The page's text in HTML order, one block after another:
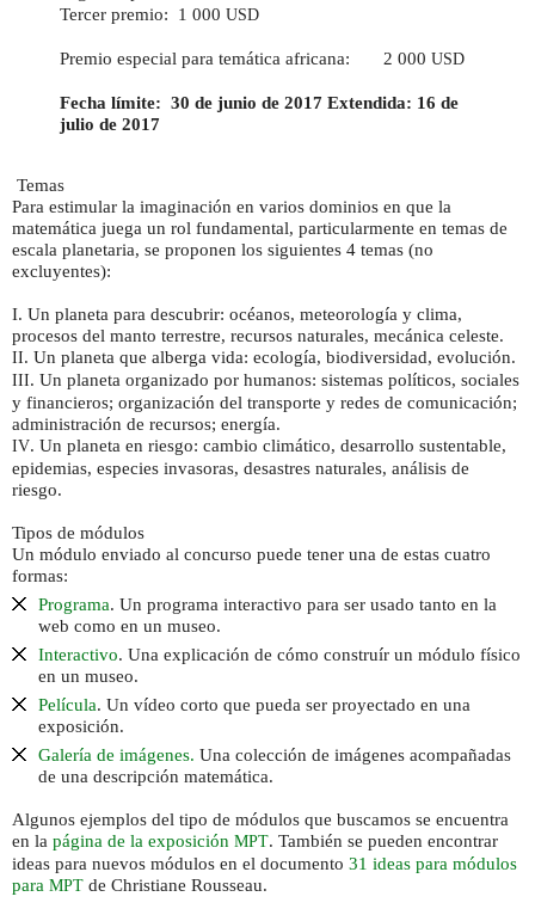
Tercer premio: 1 000 USD
Premio especial para temática africana: 2 000 USD
Fecha límite: 30 de junio de 2017 Extendida: 16 de
julio de 2017
Temas
Para estimular la imaginación en varios dominios en que la
matemática juega un rol fundamental, particularmente en temas de
escala planetaria, se proponen los siguientes 4 temas (no
excluyentes):
I. Un planeta para descubrir: océanos, meteorología y clima,
procesos del manto terrestre, recursos naturales, mecánica celeste.
II. Un planeta que alberga vida: ecología, biodiversidad, evolución.
III. Un planeta organizado por humanos: sistemas políticos, sociales
y financieros; organización del transporte y redes de comunicación;
administración de recursos; energía.
IV. Un planeta en riesgo: cambio climático, desarrollo sustentable,
epidemias, especies invasoras, desastres naturales, análisis de
riesgo.
Tipos de módulos
Un módulo enviado al concurso puede tener una de estas cuatro
formas:
Programa. Un programa interactivo para ser usado tanto en la
web como en un museo.
Interactivo. Una explicación de cómo construír un módulo físico
en un museo.
Película. Un vídeo corto que pueda ser proyectado en una
exposición.
Galería de imágenes. Una colección de imágenes acompañadas
de una descripción matemática.
Algunos ejemplos del tipo de módulos que buscamos se encuentra
en la página de la exposición MPT. También se pueden encontrar
ideas para nuevos módulos en el documento 31 ideas para módulos
para MPT de Christiane Rousseau.